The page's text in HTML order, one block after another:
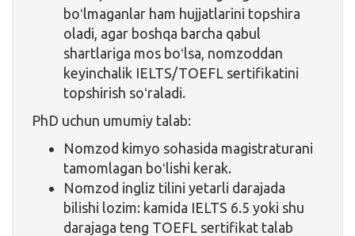
boʻlmaganlar ham hujjatlarini topshira
oladi, agar boshqa barcha qabul
shartlariga mos boʻlsa, nomzoddan
keyinchalik IELTS/TOEFL sertifikatini
topshirish soʻraladi.
PhD uchun umumiy talab:
Nomzod kimyo sohasida magistraturani
tamomlagan boʻlishi kerak.
Nomzod ingliz tilini yetarli darajada
bilishi lozim: kamida IELTS 6.5 yoki shu
darajaga teng TOEFL sertifikat talab